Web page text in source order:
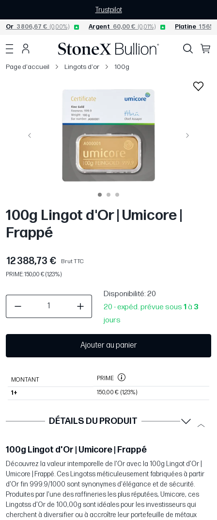
Trustpilot
Or 3 806,67 € (0,00%) Argent 60,00 € (0,01%) Platine 1
Page d'accueil Lingots d'or 100g
Précédent Suivant
100g Lingot d'Or | Umicore |
Frappé
12 388,73 €
Brut TTC
PRIME: 150,00 € (1,23%)
Disponibilité: 20
20 - expéd. prévue sous1à 3
jours
Ajouter au panier
MONTANT PRIME
1+ 150,00 € (1,23%)
DÉTAILS DU PRODUIT
100g Lingot d'Or | Umicore | Frappé
Découvrez la valeur intemporelle de l'Or avec la 100g Lingot d'Or |
Umicore | Frappé. Ces Lingotss méticuleusement fabriquées à partir
d'Or fin 999.9/1000 sont synonymes d'élégance et de sécurité.
Produites par l'une des raffineries les plus réputées, Umicore, ces
Lingotss d'Or de 100,00g sont idéales pour les investisseurs qui
cherchent à diversifier ou à accroître leur portefeuille de métaux